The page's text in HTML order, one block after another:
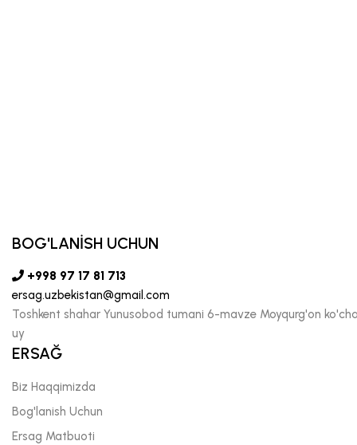
BOG'LANİSH UCHUN
+998 97 17 81 713
ersag.uzbekistan@gmail.com
Toshkent shahar Yunusobod tumani 6-mavze Moyqurg'on
uy
ERSAĞ
Biz Haqqimizda
Bog'lanish Uchun
Ersag Matbuoti